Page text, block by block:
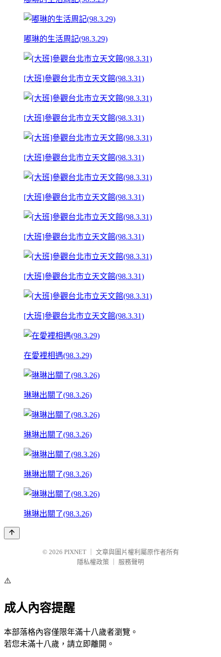
嘟琳的生活周記(98.3.29)
[大班]參觀台北市立天文館(98.3.31)
[大班]參觀台北市立天文館(98.3.31)
[大班]參觀台北市立天文館(98.3.31)
[大班]參觀台北市立天文館(98.3.31)
[大班]參觀台北市立天文館(98.3.31)
[大班]參觀台北市立天文館(98.3.31)
[大班]參觀台北市立天文館(98.3.31)
在愛裡相遇(98.3.29)
琳琳出關了(98.3.26)
琳琳出關了(98.3.26)
琳琳出關了(98.3.26)
琳琳出關了(98.3.26)
© 2026 PIXNET
文章與圖片權利屬原作者所有
隱私權政策
服務聲明
⚠️
成人內容提醒
本部落格內容僅限年滿十八歲者瀏覽。
若您未滿十八歲，請立即離開。